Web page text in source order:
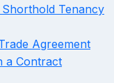
Tenancy
Agreement
a Contract